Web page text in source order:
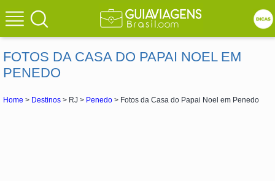
FOTOS DA CASA DO PAPAI NOEL EM
PENEDO
Home > Destinos > RJ > Penedo > Fotos da Casa do Papai Noel em Penedo